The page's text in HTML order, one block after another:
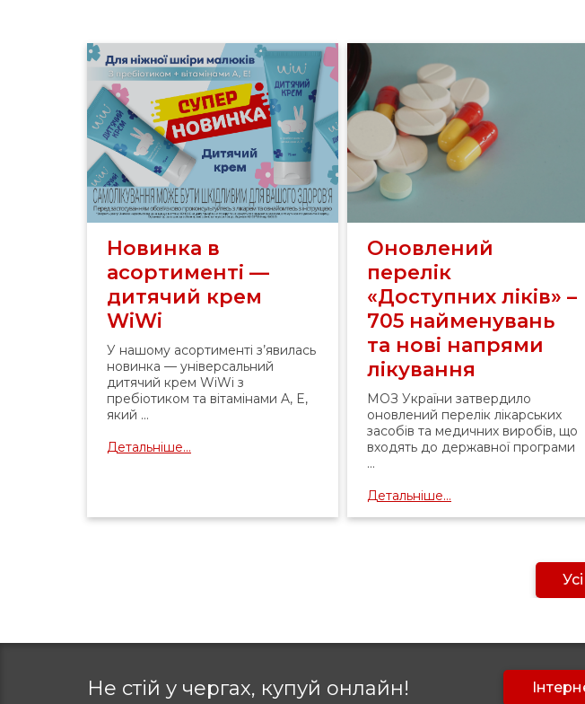
Новинка в
асортименті —
дитячий крем
WiWi
У нашому асортименті з’явилась
новинка — універсальний
дитячий крем WiWi з
пребіотиком та вітамінами A, E,
який ...
Детальніше...
Оновлений
перелік
«Доступних ліків» –
705 найменувань
та нові напрями
лікування
МОЗ України затвердило
оновлений перелік лікарських
засобів та медичних виробів, що
входять до державної програми
...
Детальніше...
Не стій у чергах, купуй онлайн!